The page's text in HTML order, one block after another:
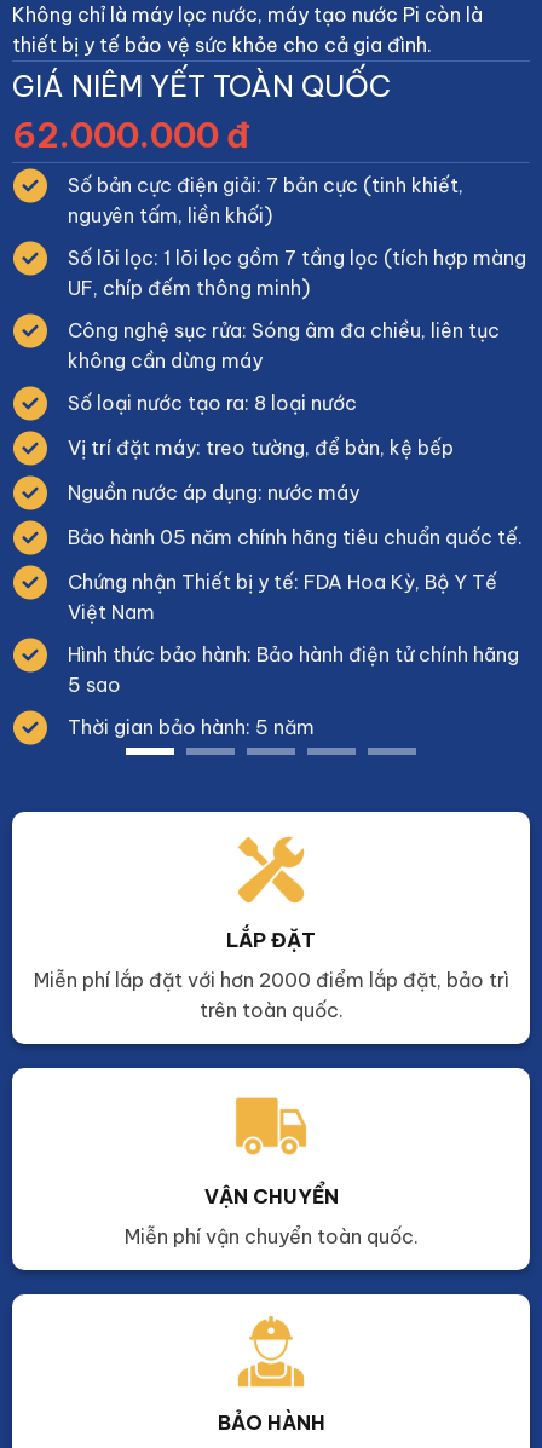
Không chỉ là máy lọc nước, máy tạo nước Pi còn là
thiết bị y tế bảo vệ sức khỏe cho cả gia đình.
GIÁ NIÊM YẾT TOÀN QUỐC
62.000.000 đ
Số bản cực điện giải: 7 bản cực (tinh khiết,
nguyên tấm, liền khối)
Số lõi lọc: 1 lõi lọc gồm 7 tầng lọc (tích hợp màng
UF, chíp đếm thông minh)
Công nghệ sục rửa: Sóng âm đa chiều, liên tục
không cần dừng máy
Số loại nước tạo ra: 8 loại nước
Vị trí đặt máy: treo tường, để bàn, kệ bếp
Nguồn nước áp dụng: nước máy
Bảo hành 05 năm chính hãng tiêu chuẩn quốc tế.
Chứng nhận Thiết bị y tế: FDA Hoa Kỳ, Bộ Y Tế
Việt Nam
Hình thức bảo hành: Bảo hành điện tử chính hãng
5 sao
Thời gian bảo hành: 5 năm
LẮP ĐẶT
Miễn phí lắp đặt với hơn 2000 điểm lắp đặt, bảo trì
trên toàn quốc.
VẬN CHUYỂN
Miễn phí vận chuyển toàn quốc.
BẢO HÀNH